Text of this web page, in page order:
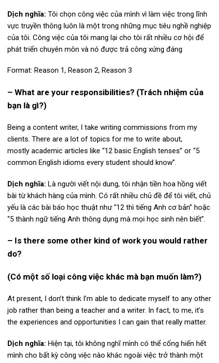
Dịch nghĩa: Tôi chọn công việc của mình vì làm việc trong lĩnh
vực truyền thông luôn là một trong những mục tiêu nghề nghiệp
của tôi. Công việc của tôi mang lại cho tôi rất nhiều cơ hội để
phát triển chuyên môn và nó được trả công xứng đáng
Format: Reason 1, Reason 2, Reason 3
– What are your responsibilities? (Trách nhiệm của
bạn là gì?)
Being a content writer, I take writing commissions from my
clients. There are a lot of topics for me to write about,
mostly academic articles like “12 basic English tenses” or “5
common English idioms every student should know”.
Dịch nghĩa: Là người viết nội dung, tôi nhận tiền hoa hồng viết
bài từ khách hàng của mình. Có rất nhiều chủ đề để tôi viết, chủ
yếu là các bài báo học thuật như “12 thì tiếng Anh cơ bản” hoặc
“5 thành ngữ tiếng Anh thông dụng mà mọi học sinh nên biết”.
– Is there some other kind of work you would rather
do?
(Có một số loại công việc khác mà bạn muốn làm?)
At present, I don’t think I’m able to dedicate myself to any other
job rather than being a teacher and a writer. In fact, to me, it’s
the experiences and opportunities I can gain that really matter.
Dịch nghĩa: Hiện tại, tôi không nghĩ mình có thể cống hiến hết
mình cho bất kỳ công việc nào khác ngoài việc trở thành một